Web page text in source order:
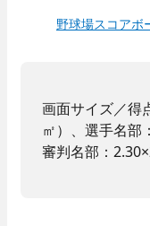
野球場スコアボ
画面サイズ／得
㎡）、選手名部
審判名部：